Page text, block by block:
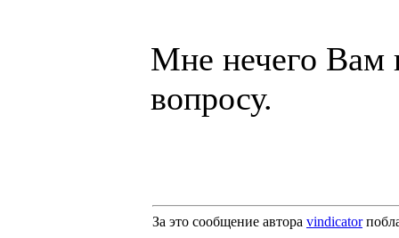
Мне нечего Вам
вопросу.
За это сообщение автора vindicator